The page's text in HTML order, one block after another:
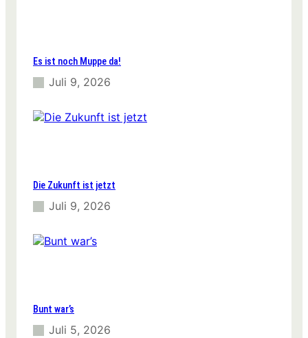
Es ist noch Muppe da!
Juli 9, 2026
Die Zukunft ist jetzt
Juli 9, 2026
Bunt war’s
Juli 5, 2026